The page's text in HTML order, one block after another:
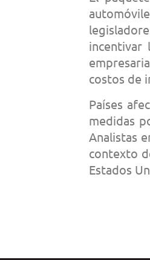
incentivar
costos de
Países
medidas
Analistas
contexto
Estados